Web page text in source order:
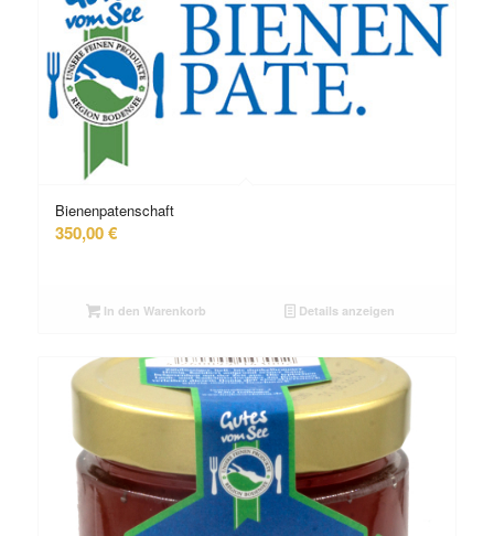
Bienenpatenschaft
350,00€
In den Warenkorb Details anzeigen